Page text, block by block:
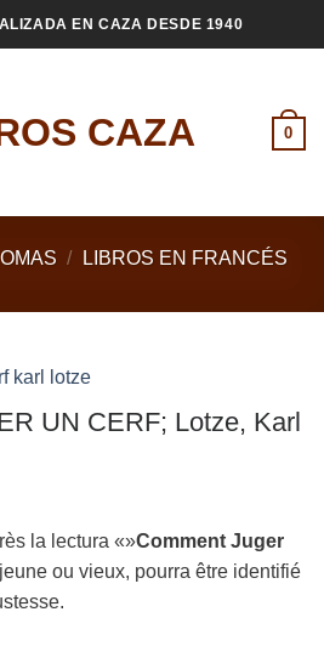
EN CAZA DESDE 1940
0
/ LIBROS EN FRANCÉS
UN CERF; Lotze, Karl
la lectura «»Comment Juger
ou vieux, pourra être identifié